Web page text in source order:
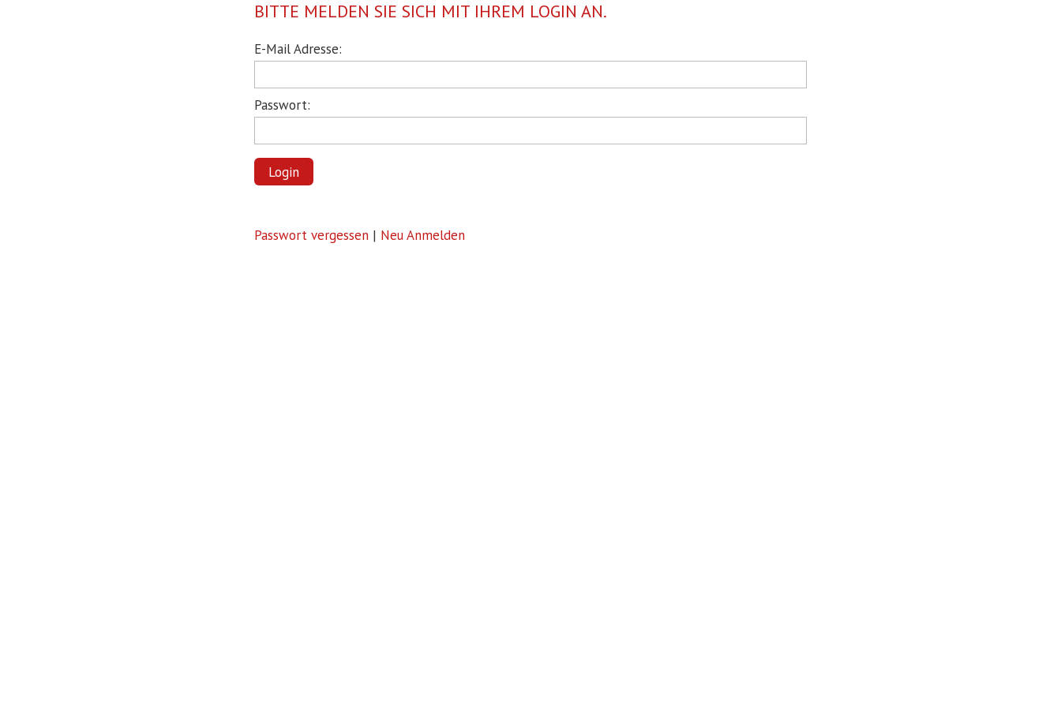
BITTE MELDEN SIE SICH MIT IHREM LOGIN AN.
Pflichtfeld
E-Mail Adresse:
Pflichtfeld
Passwort:
Login
Passwort vergessen | Neu Anmelden